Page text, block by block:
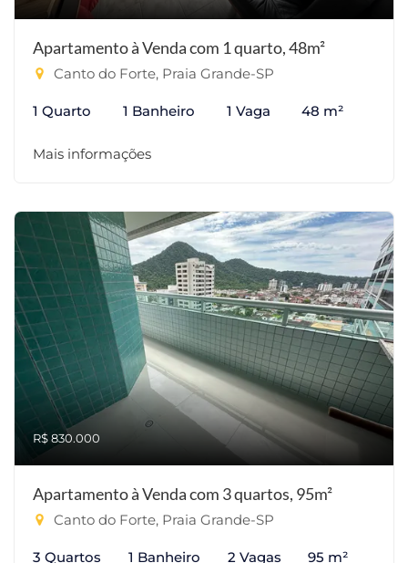
Apartamento à Venda com 1 quarto, 48m²
Canto do Forte, Praia Grande-SP
1 Quarto 1 Banheiro 1 Vaga 48 m²
Mais informações
R$ 830.000
Apartamento à Venda com 3 quartos, 95m²
Canto do Forte, Praia Grande-SP
3 Quartos 1 Banheiro 2 Vagas 95 m²